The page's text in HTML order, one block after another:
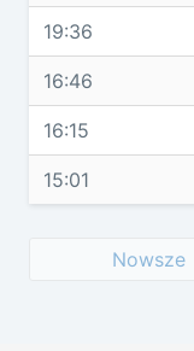
19:36
16:46
16:15
15:01
Nowsze